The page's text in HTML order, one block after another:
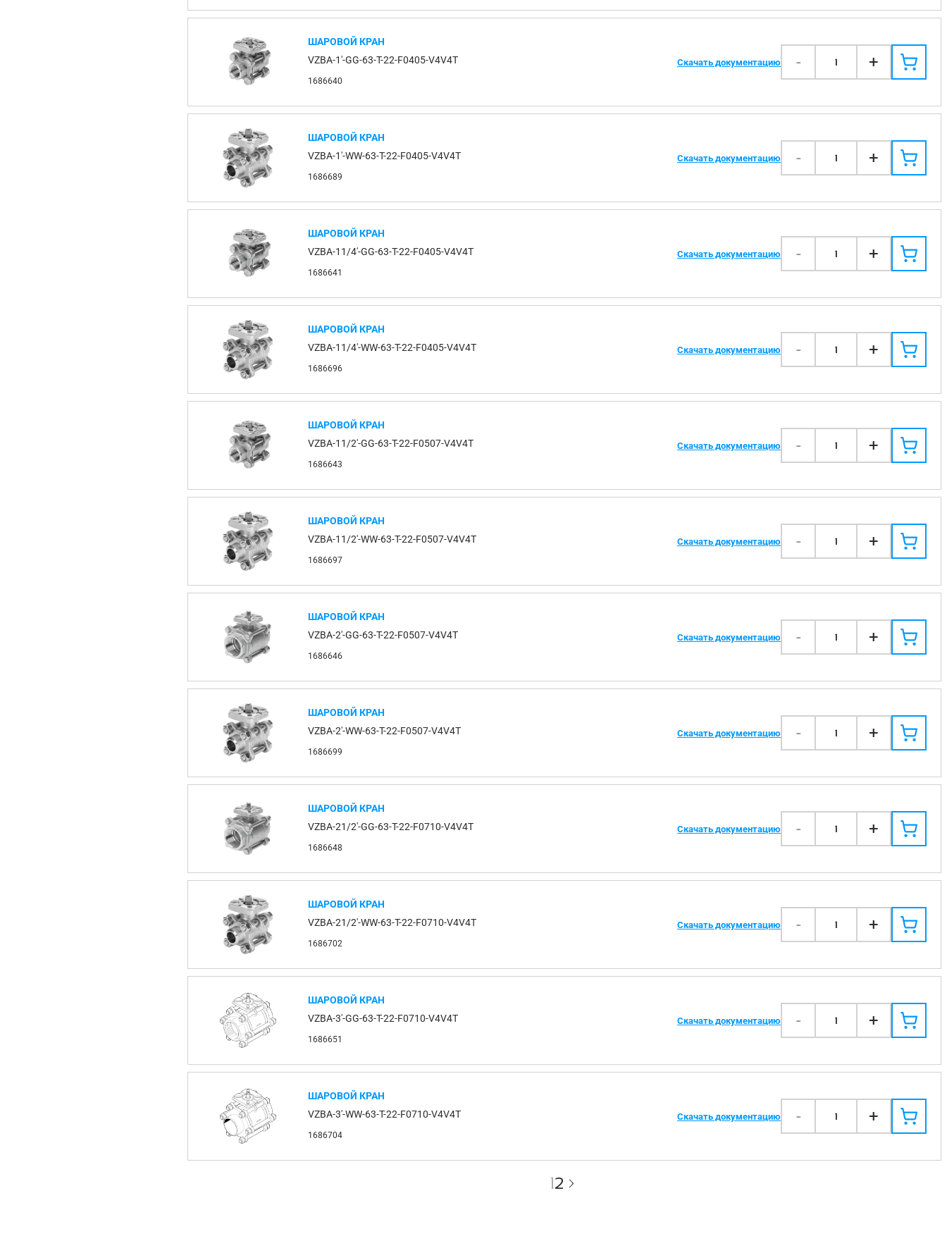
ШАРОВОЙ КРАН
VZBA-1'-GG-63-T-22-F0405-V4V4T
1686640
Скачать документацию - 1 +
ШАРОВОЙ КРАН
VZBA-1'-WW-63-T-22-F0405-V4V4T
1686689
Скачать документацию - 1 +
ШАРОВОЙ КРАН
VZBA-11/4'-GG-63-T-22-F0405-V4V4T
1686641
Скачать документацию - 1 +
ШАРОВОЙ КРАН
VZBA-11/4'-WW-63-T-22-F0405-V4V4T
1686696
Скачать документацию - 1 +
ШАРОВОЙ КРАН
VZBA-11/2'-GG-63-T-22-F0507-V4V4T
1686643
Скачать документацию - 1 +
ШАРОВОЙ КРАН
VZBA-11/2'-WW-63-T-22-F0507-V4V4T
1686697
Скачать документацию - 1 +
ШАРОВОЙ КРАН
VZBA-2'-GG-63-T-22-F0507-V4V4T
1686646
Скачать документацию - 1 +
ШАРОВОЙ КРАН
VZBA-2'-WW-63-T-22-F0507-V4V4T
1686699
Скачать документацию - 1 +
ШАРОВОЙ КРАН
VZBA-21/2'-GG-63-T-22-F0710-V4V4T
1686648
Скачать документацию - 1 +
ШАРОВОЙ КРАН
VZBA-21/2'-WW-63-T-22-F0710-V4V4T
1686702
Скачать документацию - 1 +
ШАРОВОЙ КРАН
VZBA-3'-GG-63-T-22-F0710-V4V4T
1686651
Скачать документацию - 1 +
ШАРОВОЙ КРАН
VZBA-3'-WW-63-T-22-F0710-V4V4T
1686704
Скачать документацию - 1 +
12